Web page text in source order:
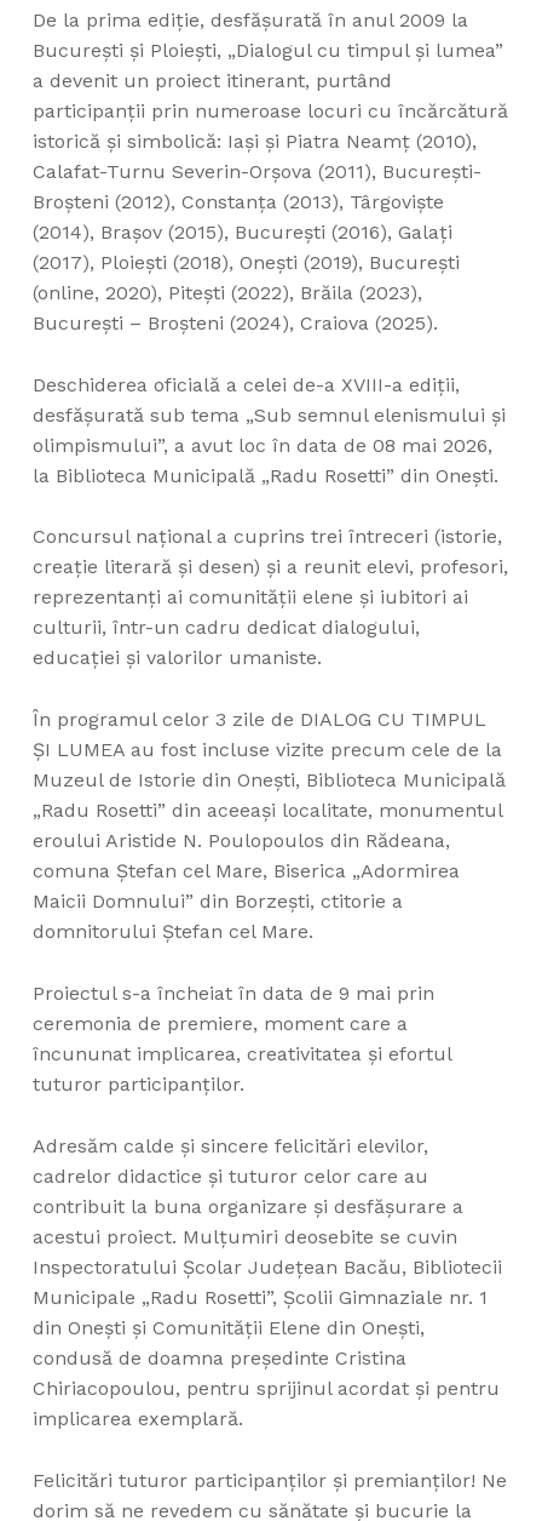
De la prima ediție, desfășurată în anul 2009 la
București și Ploiești, „Dialogul cu timpul și lumea”
a devenit un proiect itinerant, purtând
participanții prin numeroase locuri cu încărcătură
istorică și simbolică: Iași și Piatra Neamț (2010),
Calafat-Turnu Severin-Orșova (2011), București-
Broșteni (2012), Constanța (2013), Târgoviște
(2014), Brașov (2015), București (2016), Galați
(2017), Ploiești (2018), Onești (2019), București
(online, 2020), Pitești (2022), Brăila (2023),
București – Broșteni (2024), Craiova (2025).
Deschiderea oficială a celei de-a XVIII-a ediții,
desfășurată sub tema „Sub semnul elenismului și
olimpismului”, a avut loc în data de 08 mai 2026,
la Biblioteca Municipală „Radu Rosetti” din Onești.
Concursul național a cuprins trei întreceri (istorie,
creație literară și desen) și a reunit elevi, profesori,
reprezentanți ai comunității elene și iubitori ai
culturii, într-un cadru dedicat dialogului,
educației și valorilor umaniste.
În programul celor 3 zile de DIALOG CU TIMPUL
ȘI LUMEA au fost incluse vizite precum cele de la
Muzeul de Istorie din Onești, Biblioteca Municipală
„Radu Rosetti” din aceeași localitate, monumentul
eroului Aristide N. Poulopoulos din Rădeana,
comuna Ștefan cel Mare, Biserica „Adormirea
Maicii Domnului” din Borzești, ctitorie a
domnitorului Ștefan cel Mare.
Proiectul s-a încheiat în data de 9 mai prin
ceremonia de premiere, moment care a
încununat implicarea, creativitatea și efortul
tuturor participanților.
Adresăm calde și sincere felicitări elevilor,
cadrelor didactice și tuturor celor care au
contribuit la buna organizare și desfășurare a
acestui proiect. Mulțumiri deosebite se cuvin
Inspectoratului Școlar Județean Bacău, Bibliotecii
Municipale „Radu Rosetti”, Școlii Gimnaziale nr. 1
din Onești și Comunității Elene din Onești,
condusă de doamna președinte Cristina
Chiriacopoulou, pentru sprijinul acordat și pentru
implicarea exemplară.
Felicitări tuturor participanților și premianților! Ne
dorim să ne revedem cu sănătate și bucurie la